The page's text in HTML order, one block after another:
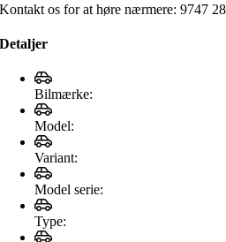
Kontakt os for at høre nærmere: 9747
Detaljer
Bilmærke:
Model:
Variant:
Model serie:
Type: